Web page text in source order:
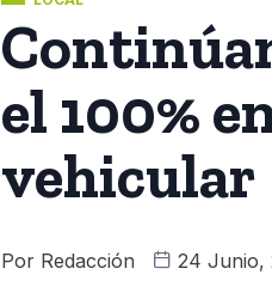
el 100%
vehicular
Por Redacción 24 Junio,